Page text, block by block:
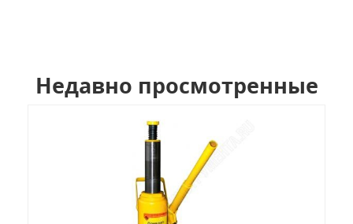
Недавно просмотренные